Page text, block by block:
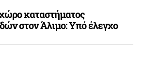
καταστήματος
στον Άλιμο: Υπό έλεγχο